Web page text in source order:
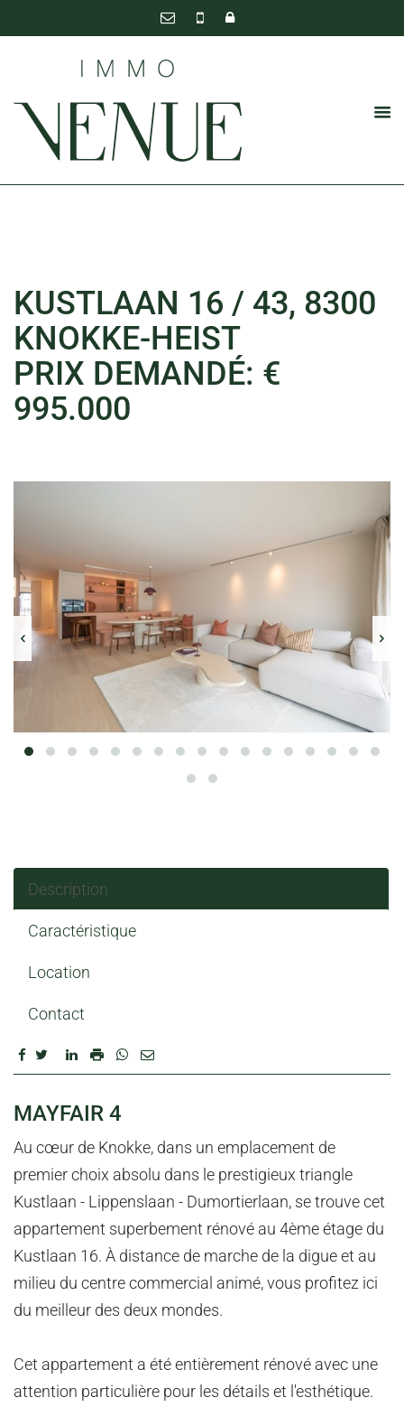
KUSTLAAN 16 / 43, 8300
KNOKKE-HEIST
PRIX DEMANDÉ: €
995.000
Description
Caractéristique
Location
Contact
DESCRIPTION
MAYFAIR 4
Au cœur de Knokke, dans un emplacement de
premier choix absolu dans le prestigieux triangle
Kustlaan - Lippenslaan - Dumortierlaan, se trouve cet
appartement superbement rénové au 4ème étage du
Kustlaan 16. À distance de marche de la digue et au
milieu du centre commercial animé, vous profitez ici
du meilleur des deux mondes.
Cet appartement a été entièrement rénové avec une
attention particulière pour les détails et l'esthétique.